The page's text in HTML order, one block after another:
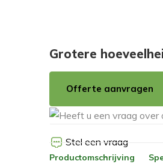
Grotere
Offerte aanvragen
Stel een vraag
Productomschrijving